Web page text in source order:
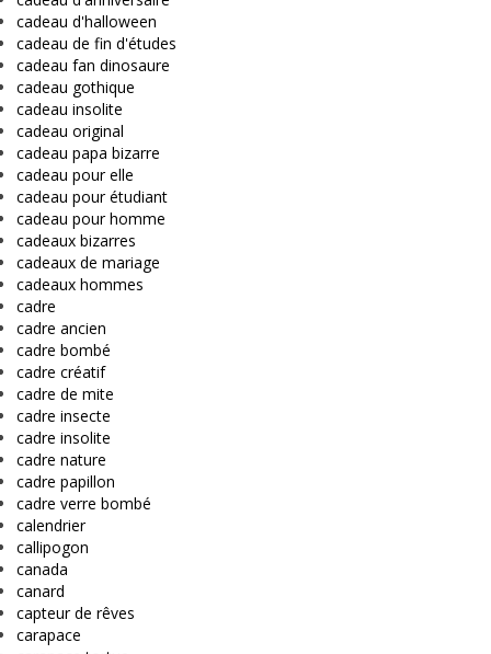
cadeau d'halloween
cadeau de fin d'études
cadeau fan dinosaure
cadeau gothique
cadeau insolite
cadeau original
cadeau papa bizarre
cadeau pour elle
cadeau pour étudiant
cadeau pour homme
cadeaux bizarres
cadeaux de mariage
cadeaux hommes
cadre
cadre ancien
cadre bombé
cadre créatif
cadre de mite
cadre insecte
cadre insolite
cadre nature
cadre papillon
cadre verre bombé
calendrier
callipogon
canada
canard
capteur de rêves
carapace